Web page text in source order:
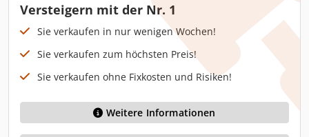
Versteigern mit der Nr. 1
Sie verkaufen in nur wenigen Wochen!
Sie verkaufen zum höchsten Preis!
Sie verkaufen ohne Fixkosten und Risiken!
Weitere Informationen